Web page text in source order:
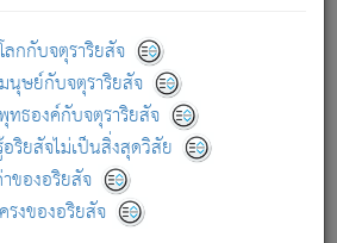
กกับจตุราริยสัจ
ษย์กับจตุราริยสัจ
ธองค์กับจตุราริยสัจ
ริยสัจไม่เป็นสิ่งสุดวิสัย
ของอริยสัจ
รงของอริยสัจ
นสิ่งใด สิ่งนั้นเป็นภัย (ที่เขาไม่รู้จัก)
ป็นทุกข์
ลย่อมประพฤติ ก็เพื่อการละขาดซึ่ง
หล่าใด กล่าวความหลุดพ้นจากภพว่า
ว่า สมณะหรือพราหมณ์ทั้งปวงนั้น